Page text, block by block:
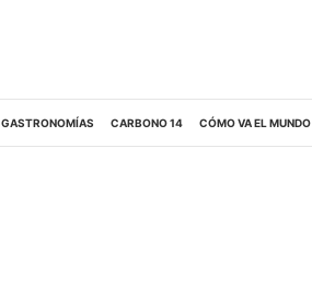
GASTRONOMÍAS CARBONO 14 CÓMO VA EL MUNDO